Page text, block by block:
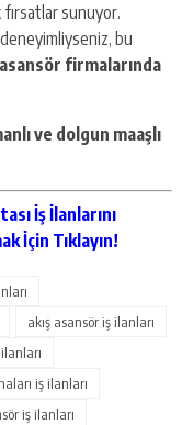
sunuyor.
bu
firmalarında
ve dolgun maaşlı
İş İlanlarını
İçin Tıklayın!
akış asansör iş ilanları
iş ilanları
iş ilanları